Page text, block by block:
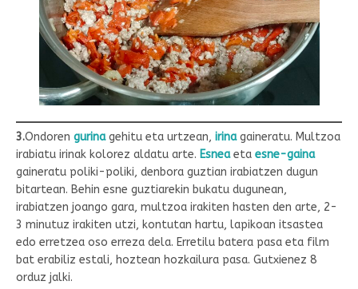
3.Ondoren gurinagehitu eta urtzean, irinagaineratu. Multzoa
irabiatu irinak kolorez aldatu arte. Esneaeta esne-gaina
gaineratu poliki-poliki, denbora guztian irabiatzen dugun
bitartean. Behin esne guztiarekin bukatu dugunean,
irabiatzen joango gara, multzoa irakiten hasten den arte, 2-
3 minutuz irakiten utzi, kontutan hartu, lapikoan itsastea
edo erretzea oso erreza dela. Erretilu batera pasa eta film
bat erabiliz estali, hoztean hozkailura pasa. Gutxienez 8
orduz jalki.